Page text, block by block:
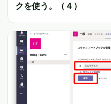
クを使う。（４）